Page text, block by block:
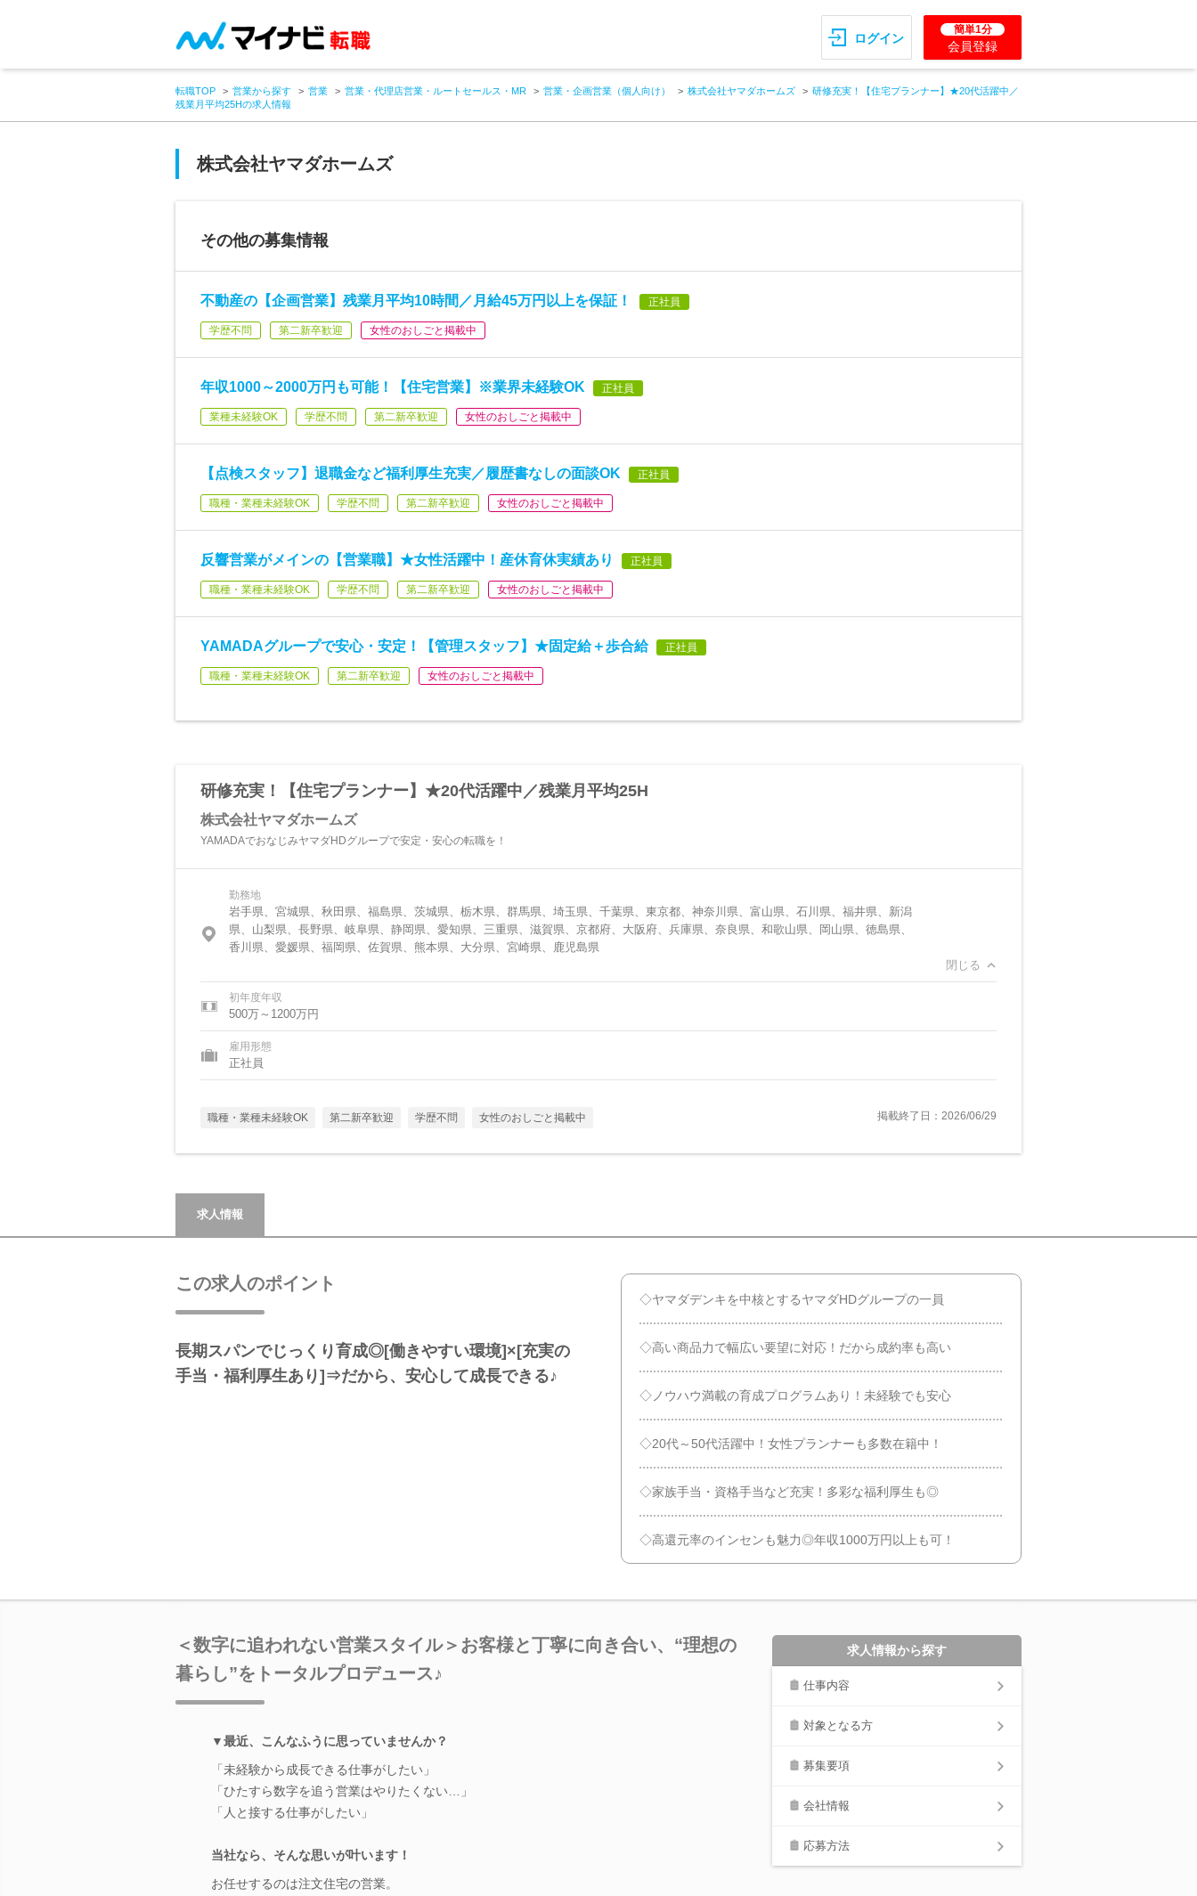
ログイン
簡単1分
会員登録
転職TOP 営業から探す 営業 営業・代理店営業・ルートセールス・MR 営業・企画営業（個人向け） 株式会社ヤマダホームズ
研修充実！【住宅プランナー】★20代活躍中／
残業月平均25Hの求人情報
株式会社ヤマダホームズ
その他の募集情報
不動産の【企画営業】残業月平均10時間／月給45万円以上を保証！ 正社員
学歴不問 第二新卒歓迎 女性のおしごと掲載中
年収1000～2000万円も可能！【住宅営業】※業界未経験OK 正社員
業種未経験OK 学歴不問 第二新卒歓迎 女性のおしごと掲載中
【点検スタッフ】退職金など福利厚生充実／履歴書なしの面談OK 正社員
職種・業種未経験OK 学歴不問 第二新卒歓迎 女性のおしごと掲載中
反響営業がメインの【営業職】★女性活躍中！産休育休実績あり 正社員
職種・業種未経験OK 学歴不問 第二新卒歓迎 女性のおしごと掲載中
YAMADAグループで安心・安定！【管理スタッフ】★固定給＋歩合給 正社員
職種・業種未経験OK 第二新卒歓迎 女性のおしごと掲載中
研修充実！【住宅プランナー】★20代活躍中／残業月平均25H
株式会社ヤマダホームズ
YAMADAでおなじみヤマダHDグループで安定・安心の転職を！
勤務地
岩手県、宮城県、秋田県、福島県、茨城県、栃木県、群馬県、埼玉県、千葉県、東京都、神奈川県、富山県、石川県、福井県、新潟
県、山梨県、長野県、岐阜県、静岡県、愛知県、三重県、滋賀県、京都府、大阪府、兵庫県、奈良県、和歌山県、岡山県、徳島県、
香川県、愛媛県、福岡県、佐賀県、熊本県、大分県、宮崎県、鹿児島県
閉じる
初年度年収
500万～1200万円
雇用形態
正社員
職種・業種未経験OK 第二新卒歓迎 学歴不問 女性のおしごと掲載中 掲載終了日：2026/06/29
求人情報
この求人のポイント
長期スパンでじっくり育成◎[働きやすい環境]×[充実の
手当・福利厚生あり]⇒だから、安心して成長できる♪
◇ヤマダデンキを中核とするヤマダHDグループの一員
◇高い商品力で幅広い要望に対応！だから成約率も高い
◇ノウハウ満載の育成プログラムあり！未経験でも安心
◇20代～50代活躍中！女性プランナーも多数在籍中！
◇家族手当・資格手当など充実！多彩な福利厚生も◎
◇高還元率のインセンも魅力◎年収1000万円以上も可！
＜数字に追われない営業スタイル＞お客様と丁寧に向き合い、“理想の
暮らし”をトータルプロデュース♪
▼最近、こんなふうに思っていませんか？
「未経験から成長できる仕事がしたい」
「ひたすら数字を追う営業はやりたくない…」
「人と接する仕事がしたい」
当社なら、そんな思いが叶います！
お任せするのは注文住宅の営業。
求人情報から探す
仕事内容
対象となる方
募集要項
会社情報
応募方法